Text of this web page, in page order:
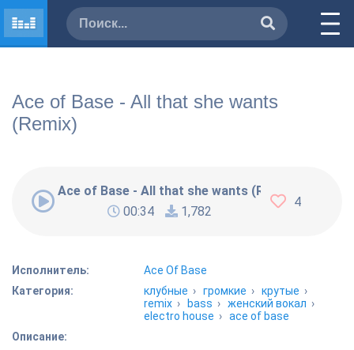
Ace of Base - All that she wants
(Remix)
Ace of Base - All that she wants (Remix)
00:34
1,782
4
Исполнитель:
Ace Of Base
Категория:
клубные ›громкие ›крутые ›
remix › bass ›женский вокал ›
electro house ›ace of base
Описание: